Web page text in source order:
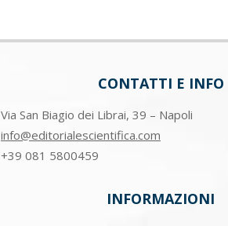
CONTATTI E INFO
Via San Biagio dei Librai, 39 – Napoli
info@editorialescientifica.com
+39 081 5800459
INFORMAZIONI